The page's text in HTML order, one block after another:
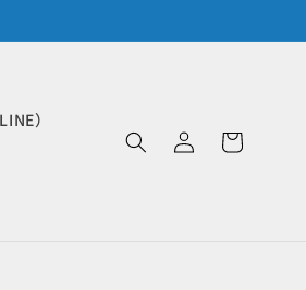
）
グ
イ
ー